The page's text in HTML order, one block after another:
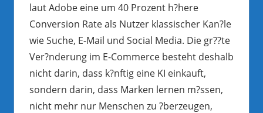
laut Adobe eine um 40 Prozent h?here
Conversion Rate als Nutzer klassischer Kan?le
wie Suche, E-Mail und Social Media. Die gr??te
Ver?nderung im E-Commerce besteht deshalb
nicht darin, dass k?nftig eine KI einkauft,
sondern darin, dass Marken lernen m?ssen,
nicht mehr nur Menschen zu ?berzeugen,